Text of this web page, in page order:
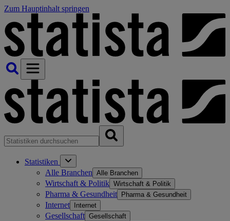
Zum Hauptinhalt springen
Statistiken
Alle Branchen Alle Branchen
Wirtschaft & Politik Wirtschaft & Politik
Pharma & Gesundheit Pharma & Gesundheit
Internet Internet
Gesellschaft Gesellschaft